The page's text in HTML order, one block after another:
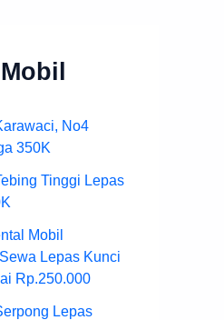
No4
350K
Tinggi Lepas
Mobil
Lepas Kunci
Rp.250.000
Lepas